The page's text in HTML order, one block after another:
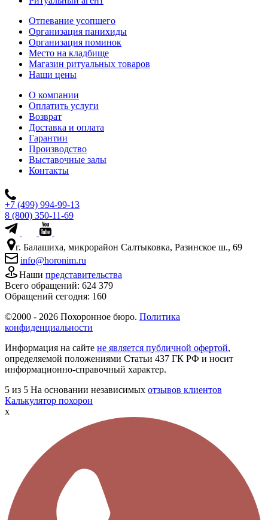
Отпевание усопшего
Организация панихиды
Организация поминок
Место на кладбище
Магазин ритуальных товаров
Наши цены
О компании
Оплатить услуги
Возврат
Доставка и оплата
Гарантии
Производство
Выставочные залы
Контакты
+7 (499) 994-99-13
8 (800) 350-11-69
г. Балашиха, микрорайон Салтыковка, Разинское ш., 69
info@horonim.ru
Наши представительства
Всего обращений: 624 379
Обращений сегодня: 160
©2000 - 2026 Похоронное бюро. Политика
конфиденциальности
Информация на сайте не является публичной офертой,
определяемой положениями Статьи 437 ГК РФ и носит
информационно-справочный характер.
5 из 5 На основании независимых отзывов клиентов
Калькулятор похорон
x